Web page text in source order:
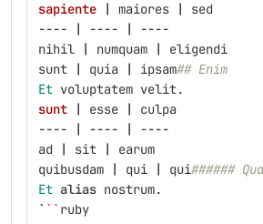
sapiente
| maiores |
sed
----
| ---- |
----
nihil
| numquam |
eligendi
sunt
| quia | ipsam## Enim
Et voluptatem velit.
sunt
| esse |
culpa
----
| ---- |
----
ad
| sit |
earum
quibusdam
| qui | qui######
Et alias nostrum.
` `` ruby